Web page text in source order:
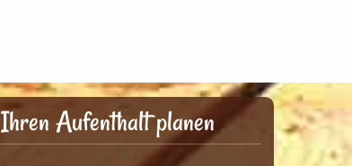
Ihren Aufenthalt planen